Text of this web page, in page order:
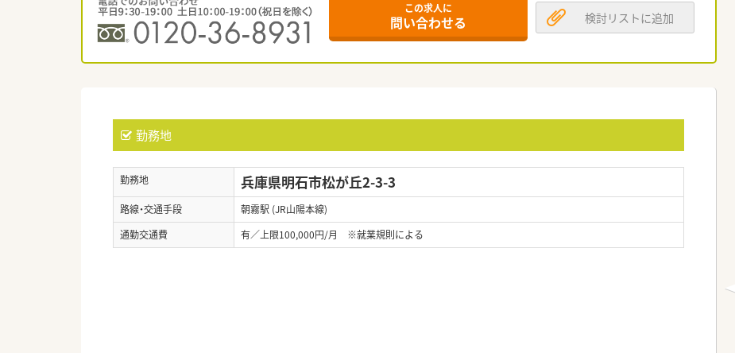
この求人に
問い合わせる 検討リストに追加
勤務地
勤務地 兵庫県明石市松が丘2-3-3
路線・交通手段
朝霧駅 (JR山陽本線)
通勤交通費
有／上限100,000円/月 ※就業規則による